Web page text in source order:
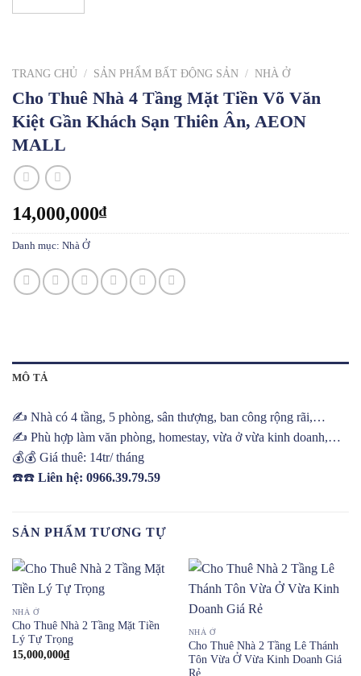
TRANG CHỦ / SẢN PHẨM BẤT ĐỘNG SẢN / NHÀ Ở
Cho Thuê Nhà 4 Tầng Mặt Tiền Võ Văn
Kiệt Gần Khách Sạn Thiên Ân, AEON
MALL
14,000,000₫
Danh mục: Nhà Ở
MÔ TẢ
✍️ Nhà có 4 tầng, 5 phòng, sân thượng, ban công rộng rãi,…
✍️ Phù hợp làm văn phòng, homestay, vừa ở vừa kinh doanh,…
💰💰 Giá thuê: 14tr/ tháng
☎️☎️ Liên hệ: 0966.39.79.59
SẢN PHẨM TƯƠNG TỰ
NHÀ Ở
Cho Thuê Nhà 2 Tầng Mặt Tiền
Lý Tự Trọng
15,000,000₫
NHÀ Ở
Cho Thuê Nhà 2 Tầng Lê Thánh
Tôn Vừa Ở Vừa Kinh Doanh Giá
Rẻ